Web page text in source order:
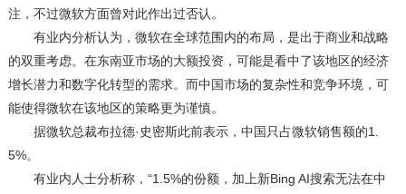
注，不过微软方面曾对此作出过否认。
有业内分析认为，微软在全球范围内的布局，是出于商业和战略
的双重考虑。在东南亚市场的大额投资，可能是看中了该地区的经济
增长潜力和数字化转型的需求。而中国市场的复杂性和竞争环境，可
能使得微软在该地区的策略更为谨慎。
据微软总裁布拉德·史密斯此前表示，中国只占微软销售额的1.
5%。
有业内人士分析称，“1.5%的份额，加上新Bing AI搜索无法在中